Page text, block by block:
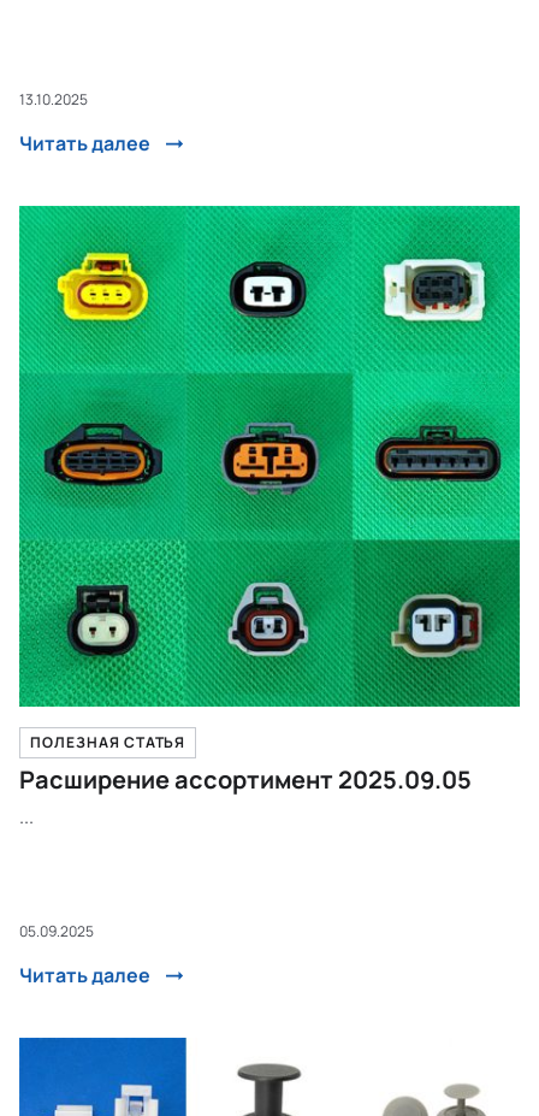
13.10.2025
Читать далее
ПОЛЕЗНАЯ СТАТЬЯ
Расширение ассортимент 2025.09.05
...
05.09.2025
Читать далее